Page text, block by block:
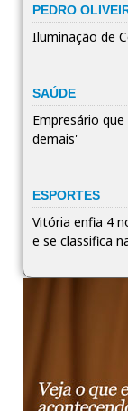
PEDRO
Iluminação de
SAÚDE
Empresário
demais'
ESPORTES
Vitória enfia 4
e se classifica